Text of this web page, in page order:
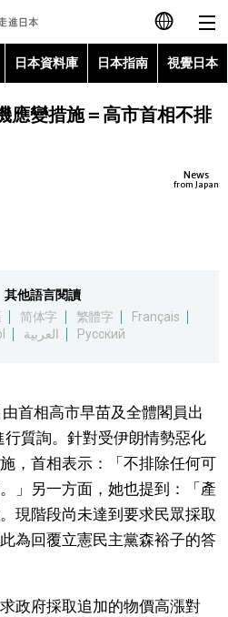
日本語
English
日本資料庫 日本指南 視覺日本
應變措施＝高市首相不排
News
from Japan
其他語言閱讀
简体字 繁體字
Français
العربية Русский
首相高市早苗及全體閣員出
質詢。針對受伊朗情勢惡化
，首相表示：「不排除任何可
」另一方面，她也提到：「產
現階段尚未達到要求民眾採取
為回覆立憲民主黨森裕子的答
政府採取追加的物價高漲對